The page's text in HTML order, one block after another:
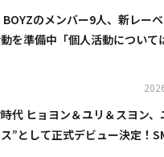
BOYZのメンバー9人、新レー
を準備中「個人活動について
代 ヒョヨン＆ユリ＆スヨン、
”として正式デビュー決定！